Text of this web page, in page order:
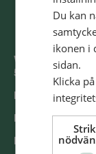
Västra
553 15 Jönköping
E-post:
Fler
Report
Du kan
ikonen i
sidan.
Klicka